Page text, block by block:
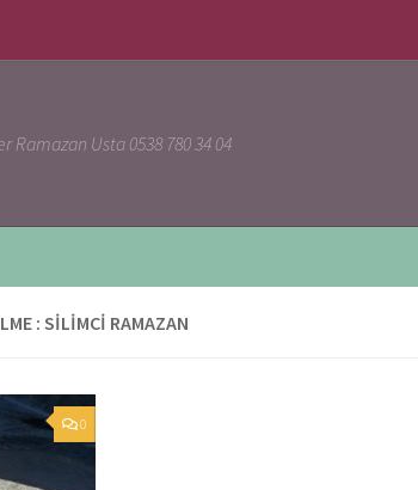
Usta 0538 780 34 04
: SILIMCI RAMAZAN
0